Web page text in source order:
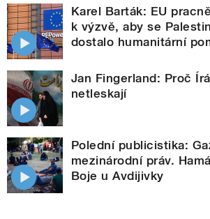
Karel Barták: EU
k výzvě, aby se
dostalo humanitární
Jan Fingerland: Proč
netleskají
Polední publicistika:
mezinárodní práv.
Boje u Avdijivky